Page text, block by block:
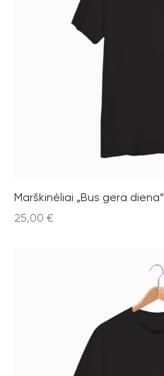
Marškinėliai „Bus gera diena”
25,00 €